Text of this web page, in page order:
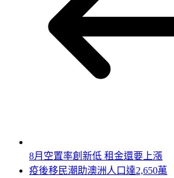
8月空置率創新低 租金還要上漲
疫後移民潮助澳洲人口達2,650萬